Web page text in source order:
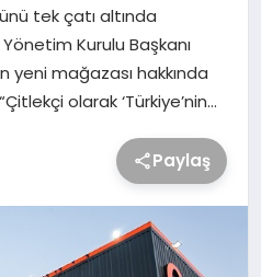
tek çatı altında
Kurulu Başkanı
yeni mağazası hakkında
olarak ‘Türkiye’nin…
Paylaş